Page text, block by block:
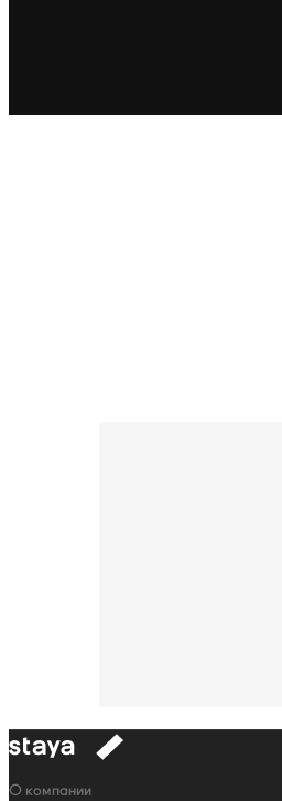
к
Навигация
О компании